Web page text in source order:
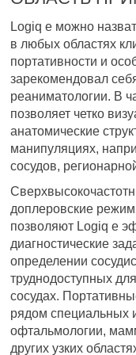
Logiq e можно
в любых областях
портативности и
зарекомендовал
реаниматологии. В
позволяет четко
анатомические
манипуляциях,
сосудов,
доплеровские
позволяют Logiq e
диагностические
определении
труднодоступных
сосудах.
рядом специальных
офтальмологии,
других узких